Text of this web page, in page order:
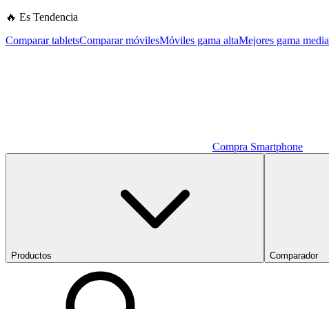
🔥 Es Tendencia
Comparar tabletsComparar móvilesMóviles gama altaMejores gama media
Compra Smartphone
Productos Comparador